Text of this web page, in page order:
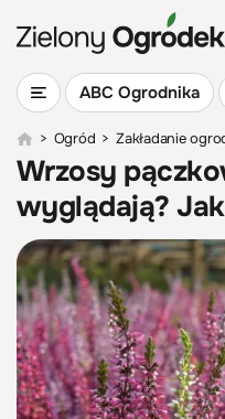
ABC Ogrodnika
> Ogród > Zakładanie
Wrzosy
wyglądają?